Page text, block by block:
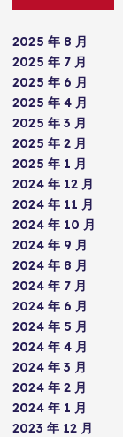
2025 年 8 月
2025 年 7 月
2025 年 6 月
2025 年 4 月
2025 年 3 月
2025 年 2 月
2025 年 1 月
2024 年 12 月
2024 年 11 月
2024 年 10 月
2024 年 9 月
2024 年 8 月
2024 年 7 月
2024 年 6 月
2024 年 5 月
2024 年 4 月
2024 年 3 月
2024 年 2 月
2024 年 1 月
2023 年 12 月